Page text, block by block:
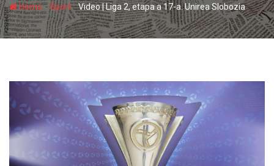
Home-Sport-Video | Liga 2, etapa a 17-a. Unirea Slobozia